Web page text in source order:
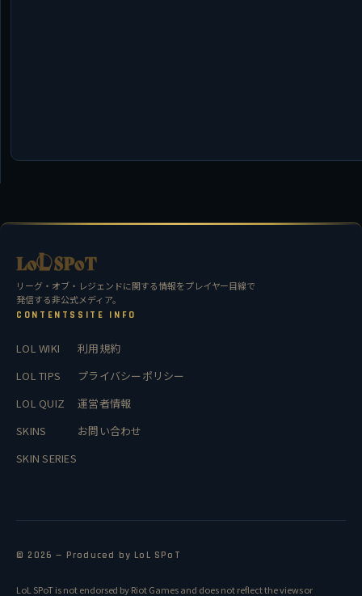
リーグ・オブ・レジェンドに関する情報をプレイヤー目線で
発信する非公式メディア。
CONTENTS
LOL WIKI
LOL TIPS
LOL QUIZ
SKINS
SKIN SERIES
SITE INFO
利用規約
プライバシーポリシー
運営者情報
お問い合わせ
© 2026 — Produced by LoL SPoT
LoL SPoT is not endorsed by Riot Games and does not reflect the views or